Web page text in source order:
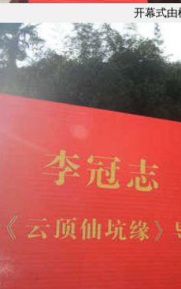
开幕式由